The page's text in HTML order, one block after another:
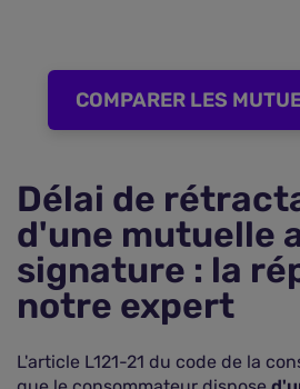
COMPARER LES
Délai de
d'une mutuelle
signature : la
notre expert
L'article L121-21 du code de la